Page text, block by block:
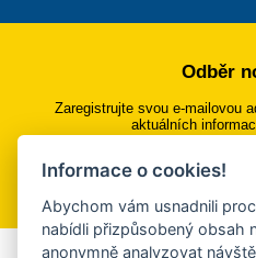
Odběr
Zaregistrujte svou e-mailovou
aktuálních
Přihlásit se
Informace o cookies!
Abychom vám usnadnili
nabídli přizpůsobený obsah
anonymně analyzovat